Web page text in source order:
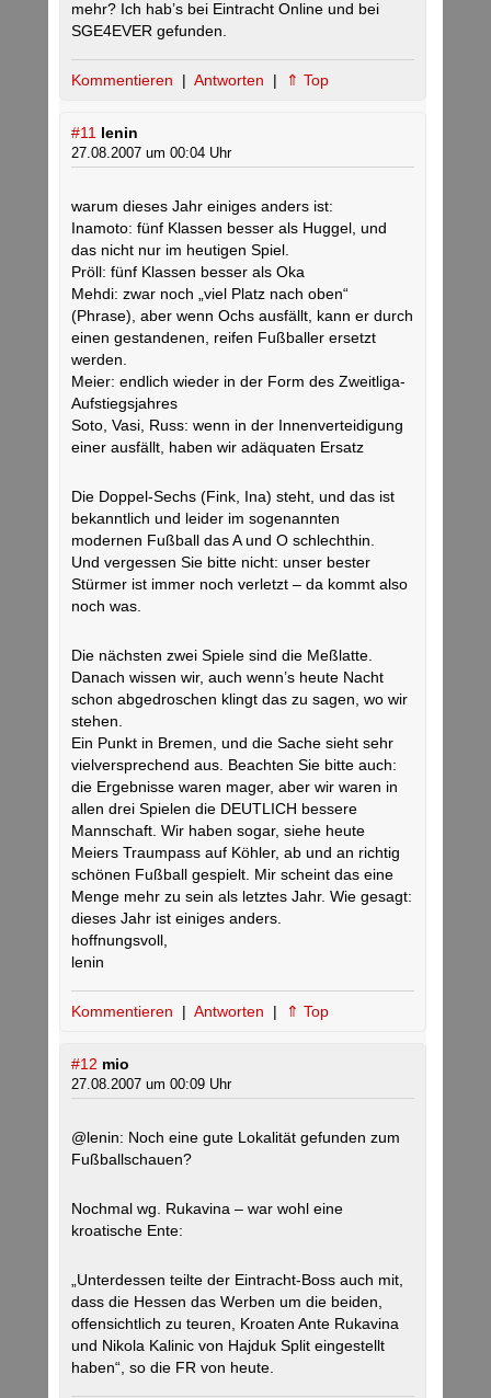
mehr? Ich hab’s bei Eintracht Online und bei
SGE4EVER gefunden.
Kommentieren | Antworten | ⇑ Top
#11 lenin
27.08.2007 um 00:04 Uhr
warum dieses Jahr einiges anders ist:
Inamoto: fünf Klassen besser als Huggel, und
das nicht nur im heutigen Spiel.
Pröll: fünf Klassen besser als Oka
Mehdi: zwar noch „viel Platz nach oben“
(Phrase), aber wenn Ochs ausfällt, kann er durch
einen gestandenen, reifen Fußballer ersetzt
werden.
Meier: endlich wieder in der Form des Zweitliga-
Aufstiegsjahres
Soto, Vasi, Russ: wenn in der Innenverteidigung
einer ausfällt, haben wir adäquaten Ersatz
Die Doppel-Sechs (Fink, Ina) steht, und das ist
bekanntlich und leider im sogenannten
modernen Fußball das A und O schlechthin.
Und vergessen Sie bitte nicht: unser bester
Stürmer ist immer noch verletzt – da kommt also
noch was.
Die nächsten zwei Spiele sind die Meßlatte.
Danach wissen wir, auch wenn’s heute Nacht
schon abgedroschen klingt das zu sagen, wo wir
stehen.
Ein Punkt in Bremen, und die Sache sieht sehr
vielversprechend aus. Beachten Sie bitte auch:
die Ergebnisse waren mager, aber wir waren in
allen drei Spielen die DEUTLICH bessere
Mannschaft. Wir haben sogar, siehe heute
Meiers Traumpass auf Köhler, ab und an richtig
schönen Fußball gespielt. Mir scheint das eine
Menge mehr zu sein als letztes Jahr. Wie gesagt:
dieses Jahr ist einiges anders.
hoffnungsvoll,
lenin
Kommentieren | Antworten | ⇑ Top
#12 mio
27.08.2007 um 00:09 Uhr
@lenin: Noch eine gute Lokalität gefunden zum
Fußballschauen?
Nochmal wg. Rukavina – war wohl eine
kroatische Ente:
„Unterdessen teilte der Eintracht-Boss auch mit,
dass die Hessen das Werben um die beiden,
offensichtlich zu teuren, Kroaten Ante Rukavina
und Nikola Kalinic von Hajduk Split eingestellt
haben“, so die FR von heute.